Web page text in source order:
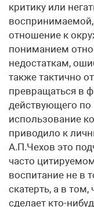
критику или
отношение к
пониманием
недостаткам,
также тактично
превращаться в
действующего по
использование
приводило к
А.П.Чехов это
часто
воспитание не в
скатерть, а в
сделает кто-